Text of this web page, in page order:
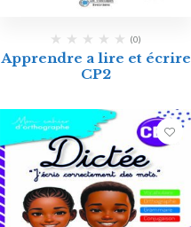
(0)
Apprendre a lire et écrire
CP2